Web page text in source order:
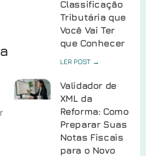
Classificação
Tributária que
Você Vai Ter
que Conhecer
LER POST →
Validador de
XML da
Reforma: Como
Preparar Suas
Notas Fiscais
para o Novo